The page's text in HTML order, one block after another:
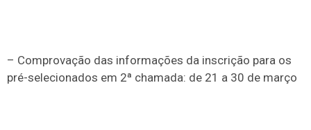
– Comprovação das informações da inscrição para os
pré-selecionados em 2ª chamada: de 21 a 30 de março